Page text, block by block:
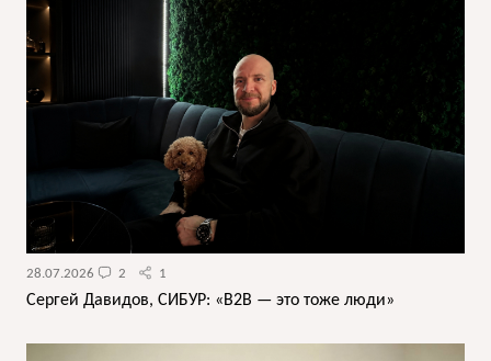
28.07.2026 2 1
Сергей Давидов, СИБУР: «B2B — это тоже люди»